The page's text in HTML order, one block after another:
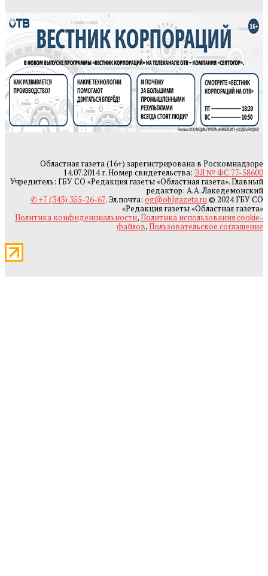
Областная газета (16+) зарегистрирована в Роскомнадзоре
14.07.2014 г. Номер свидетельства: ЭЛ № ФС 77-58600
Учредитель: ГБУ СО «Редакция газеты «Областная газета». Главный
редактор: А.А. Лакедемонский
✆ +7 (343) 355-26-67. Эл.почта: og@oblgazeta.ru© 2024 ГБУ СО
«Редакция газеты «Областная газета»
Политика конфиденциальности,Политика использования cookie-
файлов,Пользовательское соглашение